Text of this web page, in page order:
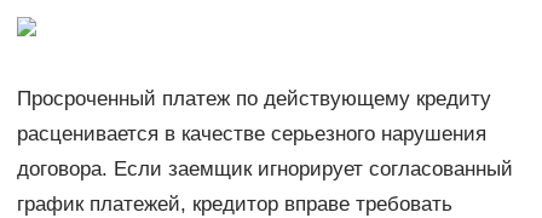
Просроченный платеж по действующему кредиту
расценивается в качестве серьезного нарушения
договора. Если заемщик игнорирует согласованный
график платежей, кредитор вправе требовать